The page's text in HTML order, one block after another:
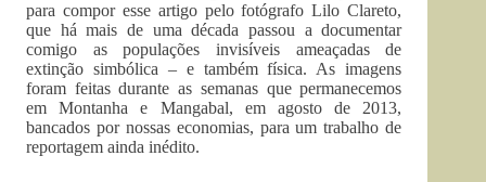
para compor esse artigo pelo fotógrafo Lilo Clareto,
que há mais de uma década passou a documentar
comigo as populações invisíveis ameaçadas de
extinção simbólica – e também física. As imagens
foram feitas durante as semanas que permanecemos
em Montanha e Mangabal, em agosto de 2013,
bancados por nossas economias, para um trabalho de
reportagem ainda inédito.